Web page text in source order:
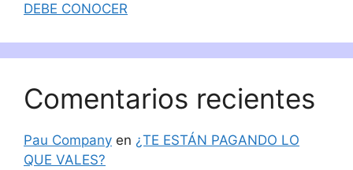
DEBE CONOCER
Comentarios recientes
Pau Company en ¿TE ESTÁN PAGANDO LO
QUE VALES?